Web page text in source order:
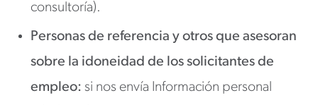
consultoría).
Personas de referencia y otros que asesoran
sobre la idoneidad de los solicitantes de
empleo: si nos envía Información personal